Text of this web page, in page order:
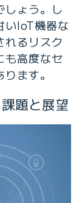
しょう。し
いIoT機器な
れるリスク
も高度なセ
ます。
題と展望